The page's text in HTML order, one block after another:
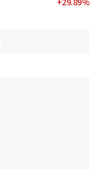
+29.89%